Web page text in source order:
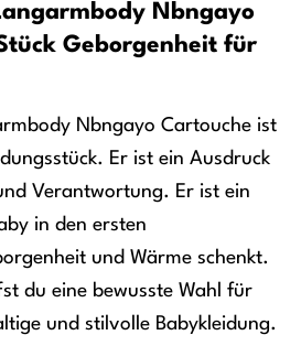
Nbngayo
Geborgenheit für
Nbngayo Cartouche ist
Er ist ein Ausdruck
Verantwortung. Er ist ein
in den ersten
und Wärme schenkt.
du eine bewusste Wahl für
und stilvolle Babykleidung.